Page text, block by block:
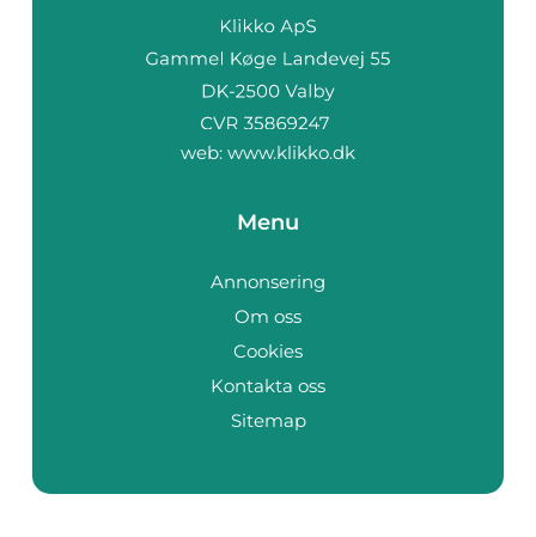
web: www.klikko.dk
Menu
Annonsering
Om oss
Cookies
Kontakta oss
Sitemap